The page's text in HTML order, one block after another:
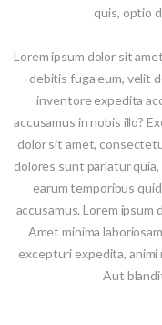
quis, optio
Lorem ipsum dolor sit
debitis fuga eum, velit
inventore expedita
accusamus in nobis illo?
dolor sit amet,
dolores sunt pariatur
earum temporibus
accusamus. Lorem
Amet minima
excepturi expedita,
Aut